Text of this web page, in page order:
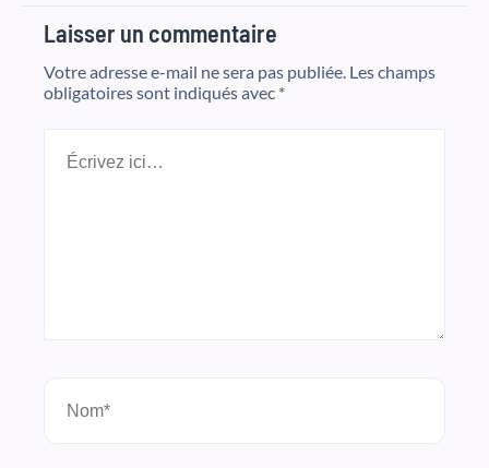
Laisser un commentaire
Votre adresse e-mail ne sera pas publiée. Les champs
obligatoires sont indiqués avec *
ici…